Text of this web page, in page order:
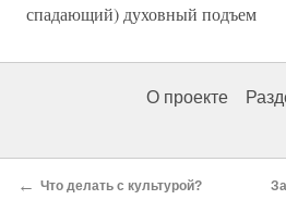
спадающий) духовный подъем
О проекте
← Что делать с культурой?